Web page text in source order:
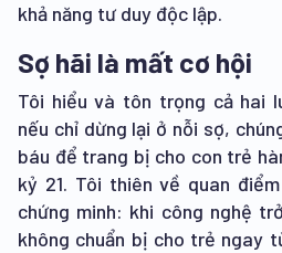
khả năng tư duy độc lập.
Sợ hãi là mất cơ hội
Tôi hiểu và tôn trọng cả hai
nếu chỉ dừng lại ở nỗi sợ,
báu để trang bị cho con trẻ
kỷ 21. Tôi thiên về quan
chứng minh: khi công nghệ
không chuẩn bị cho trẻ ngay